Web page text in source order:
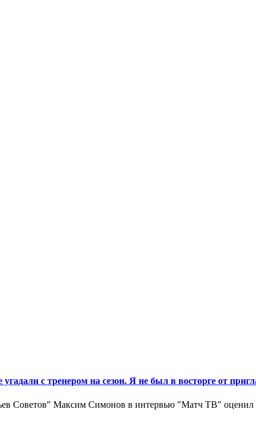
с тренером на сезон. Я не был в восторге от
Советов" Максим Симонов в интервью "Матч ТВ" оценил